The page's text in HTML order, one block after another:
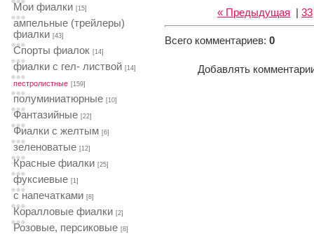
Мои фиалки [15]
ампельные (трейлеры)
фиалки [43]
Спорты фиалок [14]
фиалки с гел- листвой [14]
пестролистные [159]
полуминиатюрные [10]
Фантазийные [22]
Фиалки с желтым [6]
зеленоватые [12]
Красные фиалки [25]
фуксиевые [1]
с напечатками [8]
Коралловые фиалки [2]
Розовые, персиковые [8]
« Предыдущая 33
Всего комментариев: 0
Добавлять